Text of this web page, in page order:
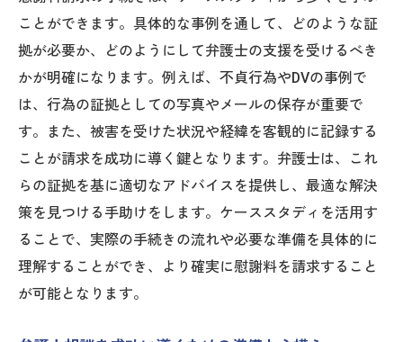
ことができます。具体的な事例を通して、どのような証
拠が必要か、どのようにして弁護士の支援を受けるべき
かが明確になります。例えば、不貞行為やDVの事例で
は、行為の証拠としての写真やメールの保存が重要で
す。また、被害を受けた状況や経緯を客観的に記録する
ことが請求を成功に導く鍵となります。弁護士は、これ
らの証拠を基に適切なアドバイスを提供し、最適な解決
策を見つける手助けをします。ケーススタディを活用す
ることで、実際の手続きの流れや必要な準備を具体的に
理解することができ、より確実に慰謝料を請求すること
が可能となります。